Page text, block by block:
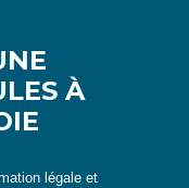
À
légale et